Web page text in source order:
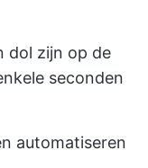
dol zijn op de
seconden
automatiseren